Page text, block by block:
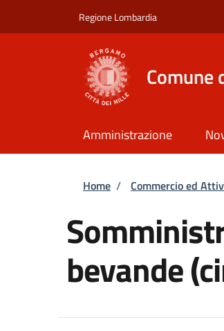
Regione Lombardia
Comune
Amministrazione
Briciole di
Home / Commercio ed
bevande